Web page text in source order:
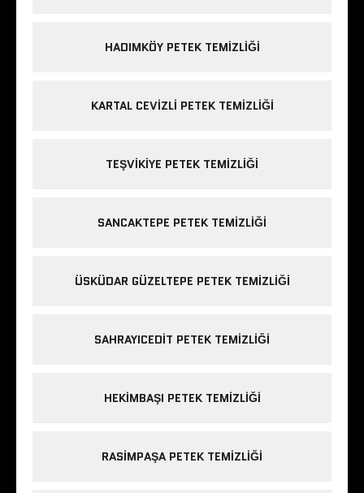
HADIMKÖY PETEK TEMIZLIĞI
KARTAL CEVIZLI PETEK TEMIZLIĞI
TEŞVIKIYE PETEK TEMIZLIĞI
SANCAKTEPE PETEK TEMIZLIĞI
ÜSKÜDAR GÜZELTEPE PETEK TEMIZLIĞI
SAHRAYICEDIT PETEK TEMIZLIĞI
HEKIMBAŞI PETEK TEMIZLIĞI
RASIMPAŞA PETEK TEMIZLIĞI